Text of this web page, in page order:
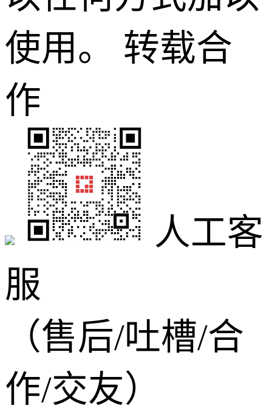
使用。 转载合
作
人工客
服
（售后/吐槽/合
作/交友）